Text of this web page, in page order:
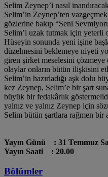
Selim Zeynep’i nasıl
Selim’in Zeynep’ten
gözlerine bakıp “Seni
Selim’i uzak tutmak için yeterli
Hüseyin sonunda yeni işine
düzelmesini beklemeye niyeti
giren şirket meselesini çözmeye
olaylar onların bütün ilişkisini
Selim’in hazırladığı aşk dolu
kez Zeynep, Selim’e bir şart
büyük bir fedakârlık
yalnız ve yalnız Zeynep için
Selim bütün şartlara rağmen bir
Yayın Günü : 31 Temmuz
Yayın Saati : 20.00
Bölümler